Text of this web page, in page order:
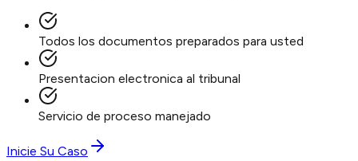
Todos los documentos preparados para usted
Presentacion electronica al tribunal
Servicio de proceso manejado
Inicie Su Caso